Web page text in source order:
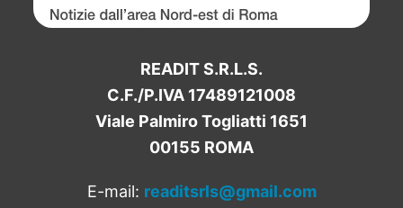
READIT S.R.L.S.
C.F./P.IVA 17489121008
Viale Palmiro Togliatti 1651
00155 ROMA
E-mail: readitsrls@gmail.com